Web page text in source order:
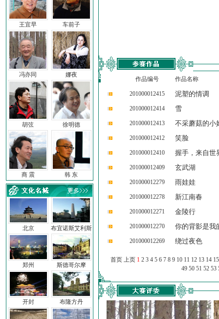
王宜早 车前子
冯亦同 娜夜
胡弦 徐明德
商 震 韩 东
北京
郑州
开封
布宜诺斯艾利斯
斯德哥尔摩
布隆方丹
作品编号 作品名称
201000012415 泥塑的情调
201000012414 雪
201000012413 不采蘑菇的小
201000012412 笑脸
201000012410 握手，来自世
201000012409 玄武湖
201000012279 雨娃娃
201000012278 新江南春
201000012271 金陵行
201000012270 你的背影是我
201000012269 绕过夜色
首页 上页 1 2 3 4 5 6 7 8 9 10 11 12 13 14 15
49 50 51 52 53